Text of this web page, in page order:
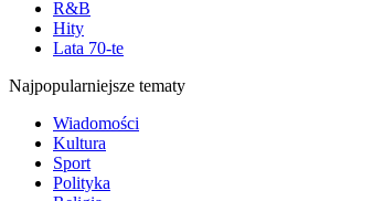
R&B
Hity
Lata 70-te
Najpopularniejsze tematy
Wiadomości
Kultura
Sport
Polityka